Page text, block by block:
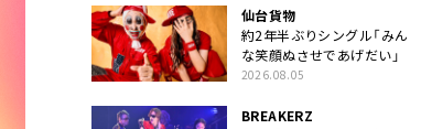
仙台貨物
約2年半ぶりシングル「みん
な笑顔ぬさせであげだい」
2026.08.05
BREAKERZ